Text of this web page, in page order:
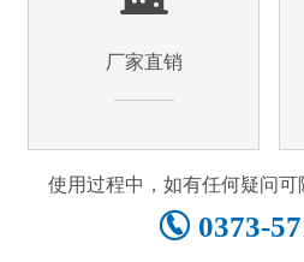
厂家直销
使用过程中，如有任何疑问可
0373-